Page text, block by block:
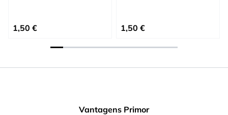
1,50 € 1,50 €
Vantagens Primor